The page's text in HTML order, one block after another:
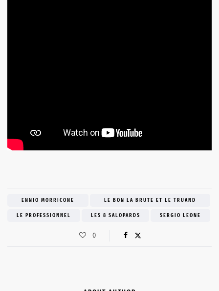
ENNIO MORRICONE LE BON LA BRUTE ET LE TRUAND
LE PROFESSIONNEL LES 8 SALOPARDS SERGIO LEONE
0